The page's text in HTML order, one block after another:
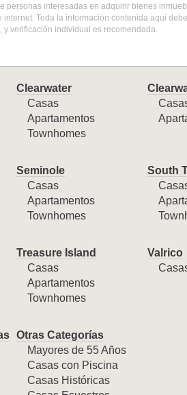
personas interesadas en adquirir bienes
internet. Toda la información contenida aquí
y verificación individual es recomendada.
Clearwater
Casas
Apartamentos
Townhomes
Seminole
Casas
Apartamentos
Townhomes
South
Treasure Island
Casas
Apartamentos
Townhomes
Valrico
Otras Categorías
Mayores de 55 Años
Casas con Piscina
Casas Históricas